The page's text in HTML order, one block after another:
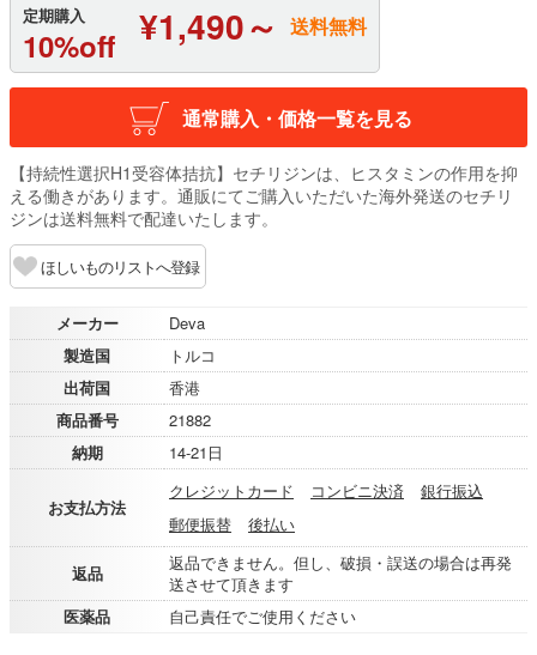
定期購入
10%off ¥1,490～ 送料無料
通常購入・価格一覧を見る
【持続性選択H1受容体拮抗】セチリジンは、ヒスタミンの作用を抑
える働きがあります。通販にてご購入いただいた海外発送のセチリ
ジンは送料無料で配達いたします。
ほしいものリストへ登録
メーカー
Deva
製造国
トルコ
出荷国
香港
商品番号
21882
納期
14-21日
お支払方法
クレジットカード コンビニ決済
銀行振込
郵便振替
後払い
返品
返品できません。但し、破損・誤送の場合は再発
送させて頂きます
医薬品
自己責任でご使用ください